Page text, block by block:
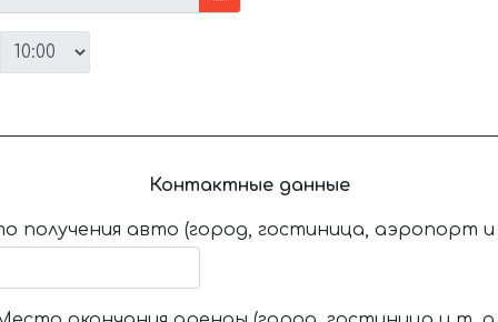
Контактные данные
получения авто (город, гостиница, аэропорт и